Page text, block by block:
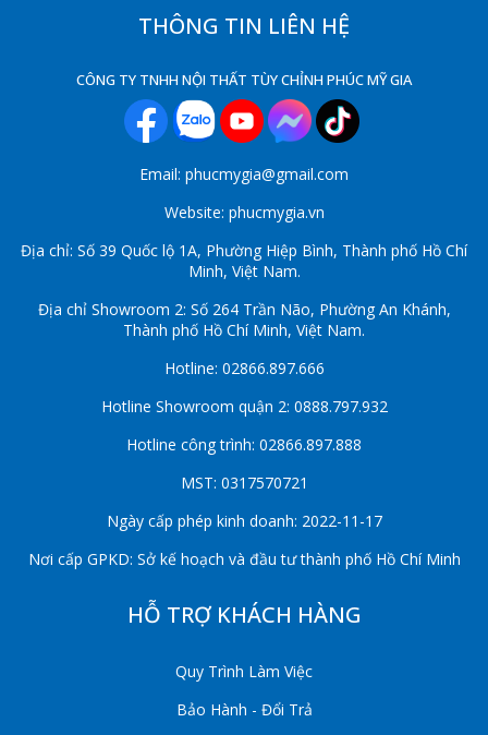
THÔNG TIN LIÊN HỆ
CÔNG TY TNHH NỘI THẤT TÙY CHỈNH PHÚC MỸ GIA
Email: phucmygia@gmail.com
Website: phucmygia.vn
Địa chỉ: Số 39 Quốc lộ 1A, Phường Hiệp Bình, Thành phố Hồ Chí
Minh, Việt Nam.
Địa chỉ Showroom 2: Số 264 Trần Não, Phường An Khánh,
Thành phố Hồ Chí Minh, Việt Nam.
Hotline: 02866.897.666
Hotline Showroom quận 2: 0888.797.932
Hotline công trình: 02866.897.888
MST: 0317570721
Ngày cấp phép kinh doanh: 2022-11-17
Nơi cấp GPKD: Sở kế hoạch và đầu tư thành phố Hồ Chí Minh
HỖ TRỢ KHÁCH HÀNG
Quy Trình Làm Việc
Bảo Hành - Đổi Trả